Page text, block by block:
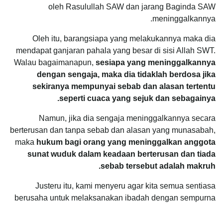
oleh Rasulullah SAW dan jarang Baginda SAW
meninggalkannya.
Oleh itu, barangsiapa yang melakukannya maka dia
mendapat ganjaran pahala yang besar di sisi Allah SWT.
Walau bagaimanapun, sesiapa yang meninggalkannya
dengan sengaja, maka dia tidaklah berdosa jika
sekiranya mempunyai sebab dan alasan tertentu
seperti cuaca yang sejuk dan sebagainya.
Namun, jika dia sengaja meninggalkannya secara
berterusan dan tanpa sebab dan alasan yang munasabah,
maka hukum bagi orang yang meninggalkan anggota
sunat wuduk dalam keadaan berterusan dan tiada
sebab tersebut adalah makruh.
Justeru itu, kami menyeru agar kita semua sentiasa
berusaha untuk melaksanakan ibadah dengan sempurna